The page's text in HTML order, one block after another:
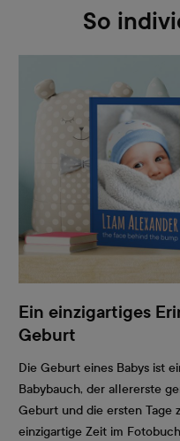
So
Ein einzigartiges
Geburt
Die Geburt eines Babys ist
Babybauch, der allererste
Geburt und die ersten Tage
einzigartige Zeit im